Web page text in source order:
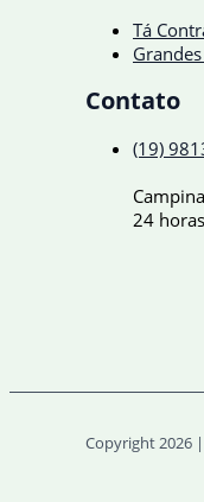
Tá
Contato
(19)
24
Copyright 2026